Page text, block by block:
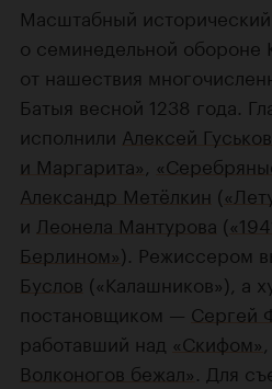
Масштабный
о семинедельной обороне
от нашествия
Батыя весной 1238 года.
исполнили Алексей Гуськов
и Маргарита»
Александр Метёлкин (
и Леонела Мантурова (
Берлином»). Режиссером
Буслов («Калашников»), а
постановщиком — Сергей
работавший над «Скифом»
Волконогов бежал» . Для